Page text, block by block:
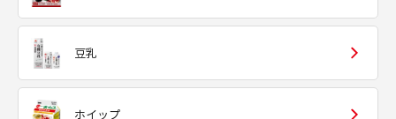
豆乳
ホイップ